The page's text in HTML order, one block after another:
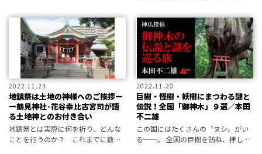
ルーツが鬼だったのではないか……
というのだ。
2022.11.23
地鎮祭は土地の神様へのご挨拶ー
ー鶴見神社･花谷幸比古宮司が語
る土地神とのお付き合い
地鎮祭とは実際に何を祈り、どんな
ことを行うのか？ これまでに数々
2022.11.20
巨樹・怪樹・妖樹にまつわる謎と
伝説！全国「御神木」９選／本田
不二雄
この国にはたくさんの〝ヌシ〟がい
る──。 全国の巨樹を訪ね、拝して